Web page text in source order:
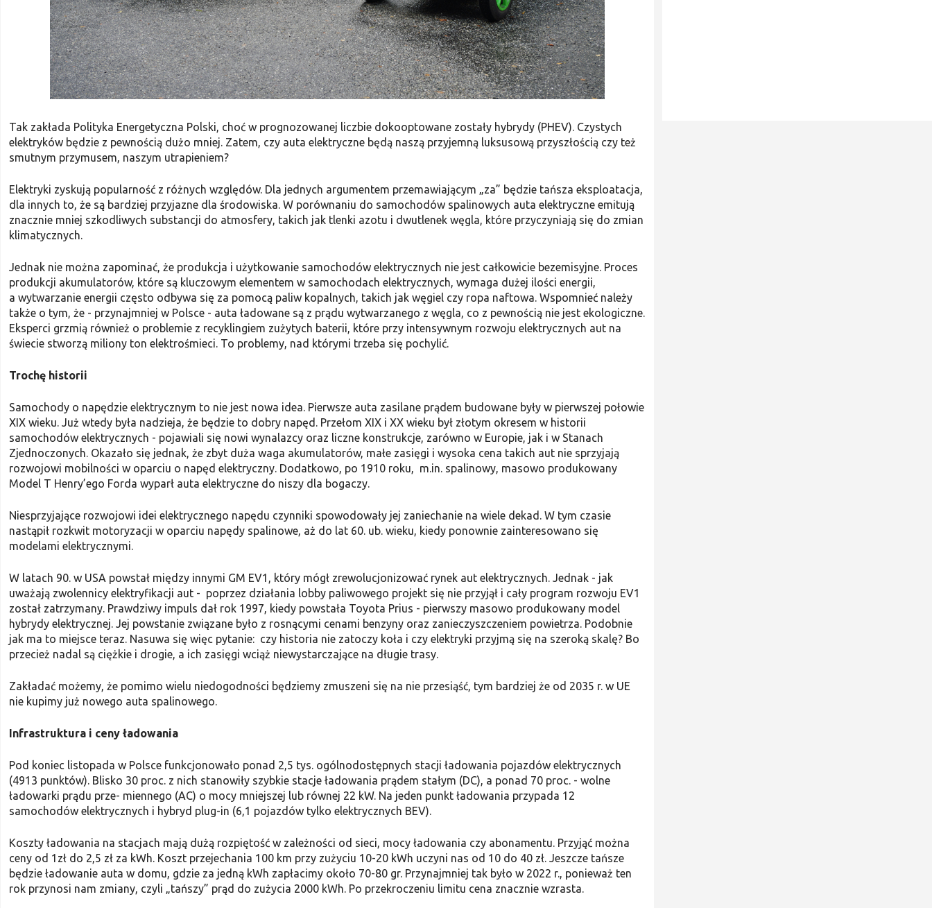
Tak zakłada Polityka Energetyczna Polski, choć w prognozowanej liczbie dokooptowane zostały hybrydy (PHEV). Czystych
elektryków będzie z pewnością dużo mniej. Zatem, czy auta elektryczne będą naszą przyjemną luksusową przyszłością czy też
smutnym przymusem, naszym utrapieniem?
Elektryki zyskują popularność z różnych względów. Dla jednych argumentem przemawiającym „za” będzie tańsza eksploatacja,
dla innych to, że są bardziej przyjazne dla środowiska. W porównaniu do samochodów spalinowych auta elektryczne emitują
znacznie mniej szkodliwych substancji do atmosfery, takich jak tlenki azotu i dwutlenek węgla, które przyczyniają się do zmian
klimatycznych.
Jednak nie można zapominać, że produkcja i użytkowanie samochodów elektrycznych nie jest całkowicie bezemisyjne. Proces
produkcji akumulatorów, które są kluczowym elementem w samochodach elektrycznych, wymaga dużej ilości energii,
a wytwarzanie energii często odbywa się za pomocą paliw kopalnych, takich jak węgiel czy ropa naftowa. Wspomnieć należy
także o tym, że - przynajmniej w Polsce - auta ładowane są z prądu wytwarzanego z węgla, co z pewnością nie jest ekologiczne.
Eksperci grzmią również o problemie z recyklingiem zużytych baterii, które przy intensywnym rozwoju elektrycznych aut na
świecie stworzą miliony ton elektrośmieci. To problemy, nad którymi trzeba się pochylić.
Trochę historii
Samochody o napędzie elektrycznym to nie jest nowa idea. Pierwsze auta zasilane prądem budowane były w pierwszej połowie
XIX wieku. Już wtedy była nadzieja, że będzie to dobry napęd. Przełom XIX i XX wieku był złotym okresem w historii
samochodów elektrycznych - pojawiali się nowi wynalazcy oraz liczne konstrukcje, zarówno w Europie, jak i w Stanach
Zjednoczonych. Okazało się jednak, że zbyt duża waga akumulatorów, małe zasięgi i wysoka cena takich aut nie sprzyjają
rozwojowi mobilności w oparciu o napęd elektryczny. Dodatkowo, po 1910 roku, m.in. spalinowy, masowo produkowany
Model T Henry’ego Forda wyparł auta elektryczne do niszy dla bogaczy.
Niesprzyjające rozwojowi idei elektrycznego napędu czynniki spowodowały jej zaniechanie na wiele dekad. W tym czasie
nastąpił rozkwit motoryzacji w oparciu napędy spalinowe, aż do lat 60. ub. wieku, kiedy ponownie zainteresowano się
modelami elektrycznymi.
W latach 90. w USA powstał między innymi GM EV1, który mógł zrewolucjonizować rynek aut elektrycznych. Jednak - jak
uważają zwolennicy elektryfikacji aut - poprzez działania lobby paliwowego projekt się nie przyjął i cały program rozwoju EV1
został zatrzymany. Prawdziwy impuls dał rok 1997, kiedy powstała Toyota Prius - pierwszy masowo produkowany model
hybrydy elektrycznej. Jej powstanie związane było z rosnącymi cenami benzyny oraz zanieczyszczeniem powietrza. Podobnie
jak ma to miejsce teraz. Nasuwa się więc pytanie: czy historia nie zatoczy koła i czy elektryki przyjmą się na szeroką skalę? Bo
przecież nadal są ciężkie i drogie, a ich zasięgi wciąż niewystarczające na długie trasy.
Zakładać możemy, że pomimo wielu niedogodności będziemy zmuszeni się na nie przesiąść, tym bardziej że od 2035 r. w UE
nie kupimy już nowego auta spalinowego.
Infrastruktura i ceny ładowania
Pod koniec listopada w Polsce funkcjonowało ponad 2,5 tys. ogólnodostępnych stacji ładowania pojazdów elektrycznych
(4913 punktów). Blisko 30 proc. z nich stanowiły szybkie stacje ładowania prądem stałym (DC), a ponad 70 proc. - wolne
ładowarki prądu prze- miennego (AC) o mocy mniejszej lub równej 22 kW. Na jeden punkt ładowania przypada 12
samochodów elektrycznych i hybryd plug-in (6,1 pojazdów tylko elektrycznych BEV).
Koszty ładowania na stacjach mają dużą rozpiętość w zależności od sieci, mocy ładowania czy abonamentu. Przyjąć można
ceny od 1zł do 2,5 zł za kWh. Koszt przejechania 100 km przy zużyciu 10-20 kWh uczyni nas od 10 do 40 zł. Jeszcze tańsze
będzie ładowanie auta w domu, gdzie za jedną kWh zapłacimy około 70-80 gr. Przynajmniej tak było w 2022 r., ponieważ ten
rok przynosi nam zmiany, czyli „tańszy” prąd do zużycia 2000 kWh. Po przekroczeniu limitu cena znacznie wzrasta.